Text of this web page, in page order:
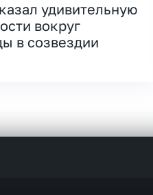
удивительную
вокруг
в созвездии